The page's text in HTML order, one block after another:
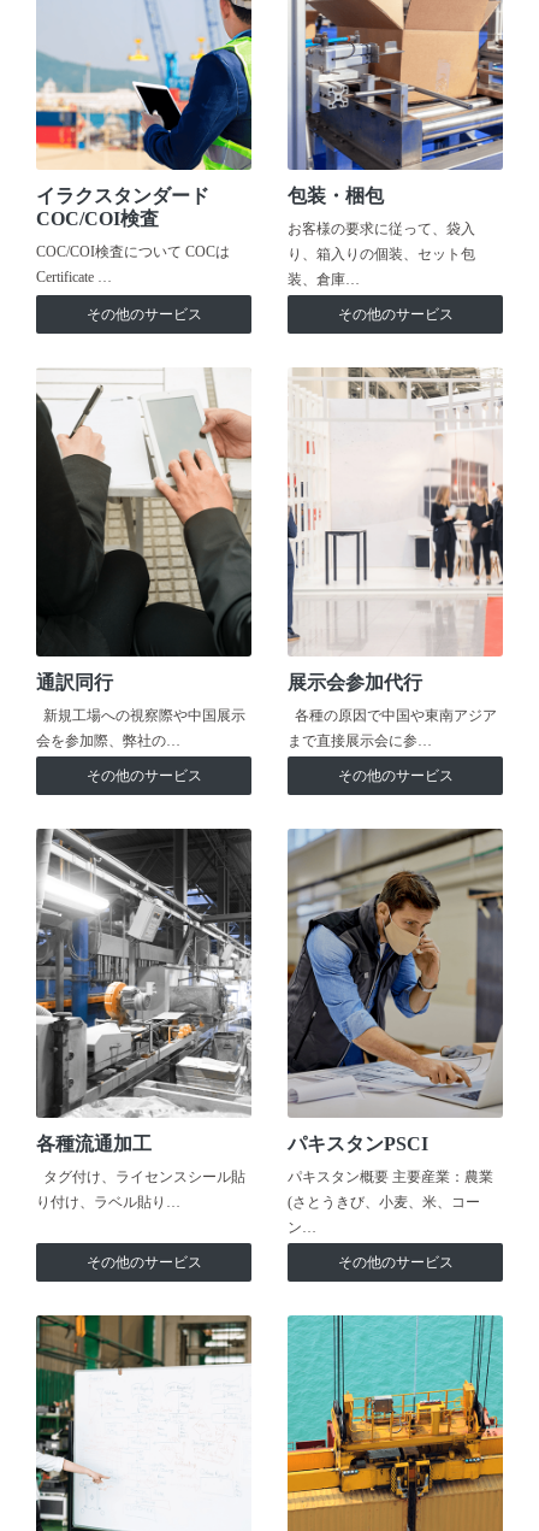
イラクスタンダード
COC/COI検査
COC/COI検査について COCは
Certificate …
その他のサービス
包装・梱包
お客様の要求に従って、袋入
り、箱入りの個装、セット包
装、倉庫…
その他のサービス
通訳同行
新規工場への視察際や中国展示
会を参加際、弊社の…
その他のサービス
展示会参加代行
各種の原因で中国や東南アジア
まで直接展示会に参…
その他のサービス
各種流通加工
タグ付け、ライセンスシール貼
り付け、ラベル貼り…
その他のサービス
パキスタンPSCI
パキスタン概要 主要産業：農業
(さとうきび、小麦、米、コー
ン…
その他のサービス